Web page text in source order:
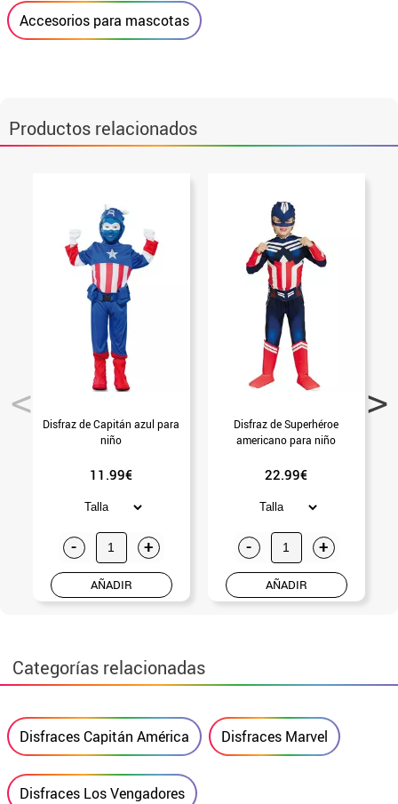
Accesorios para mascotas
Productos relacionados
Disfraz de Capitán azul para
niño
11.99€
- +
AÑADIR
Disfraz de Superhéroe
americano para niño
22.99€
- +
AÑADIR
Categorías relacionadas
Disfraces Capitán América Disfraces Marvel
Disfraces Los Vengadores